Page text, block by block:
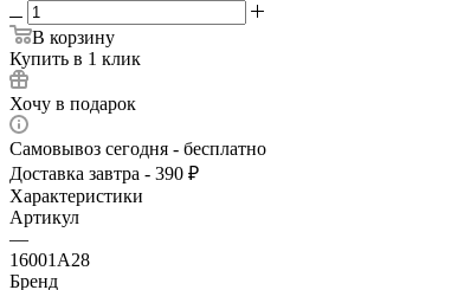
В корзину
Купить в 1 клик
Хочу в подарок
Самовывоз сегодня - бесплатно
Доставка завтра - 390 ₽
Характеристики
Артикул
—
16001A28
Бренд